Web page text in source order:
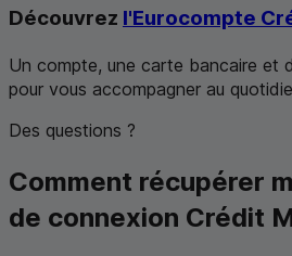
Découvrez l'Eurocompte
Un compte, une carte bancaire et
pour vous accompagner au
Des questions ?
Comment récupérer
de connexion Crédit